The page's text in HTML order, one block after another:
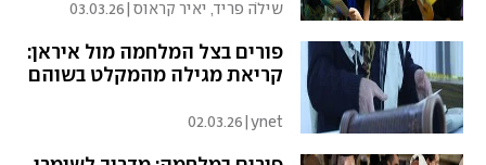
שילֹה פריד, יאיר קראוס 03.03.26
פורים בצל המלחמה מול איראן:
קריאת מגילה מהמקלט בשוהם
ynet
|
02.03.26